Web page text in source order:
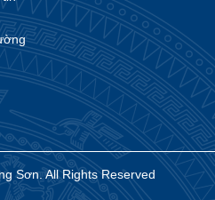
Sơn. All Rights Reserved